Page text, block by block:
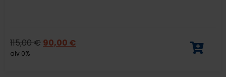
115,00€ 90,00 €
alv 0%